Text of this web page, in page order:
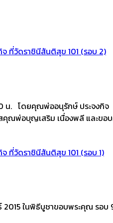
ที่วัดราชินีสันติสุข 101 (รอบ 2)
น. โดยคุณพ่ออนุรักษ์ ประจง
ณพ่อบุญเสริม เนื่องพลี และข
ที่วัดราชินีสันติสุข 101 (รอบ 1)
ในพิธีบูชาขอบพระคุณ รอบ